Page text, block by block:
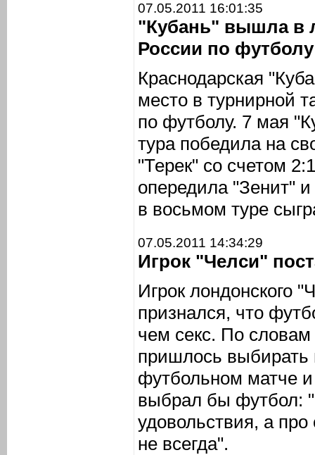
07.05.2011 16:01:35
"Кубань" вышла в
России по футболу
Краснодарская
место в турнирной
по футболу. 7 мая
тура победила на
"Терек" со счетом
опередила "Зенит"
в восьмом туре
07.05.2011 14:34:29
Игрок "Челси"
Игрок лондонского
признался, что
чем секс. По
пришлось
футбольном матче
выбрал бы футбол:
удовольствия, а про
не всегда".